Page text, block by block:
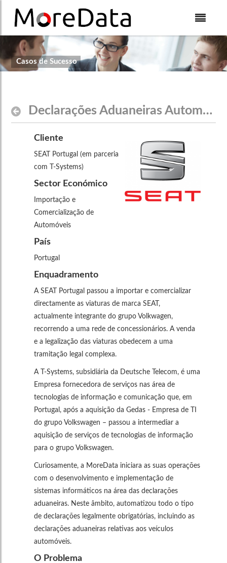
Casos de Sucesso
Declarações Aduaneiras Automóveis - SEAT
Cliente
SEAT Portugal (em parceria
com T-Systems)
Sector Económico
Importação e
Comercialização de
Automóveis
País
Portugal
Enquadramento
A SEAT Portugal passou a importar e comercializar
directamente as viaturas de marca SEAT,
actualmente integrante do grupo Volkwagen,
recorrendo a uma rede de concessionários. A venda
e a legalização das viaturas obedecem a uma
tramitação legal complexa.
A T-Systems, subsidiária da Deutsche Telecom, é uma
Empresa fornecedora de serviços nas área de
tecnologias de informação e comunicação que, em
Portugal, após a aquisição da Gedas - Empresa de TI
do grupo Volkswagen – passou a intermediar a
aquisição de serviços de tecnologias de informação
para o grupo Volkswagen.
Curiosamente, a MoreData iniciara as suas operações
com o desenvolvimento e implementação de
sistemas informáticos na área das declarações
aduaneiras. Neste âmbito, automatizou todo o tipo
de declarações legalmente obrigatórias, incluindo as
declarações aduaneiras relativas aos veículos
automóveis.
O Problema